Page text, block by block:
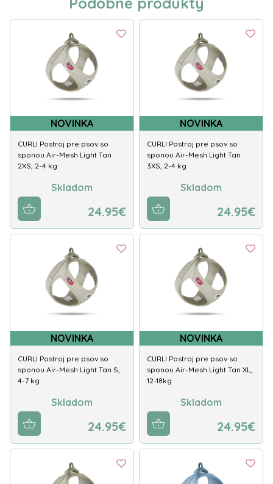
NOVINKA
CURLI Postroj pre psov so
sponou Air-Mesh Light Tan
2XS, 2-4 kg
Skladom
24.95€
NOVINKA
CURLI Postroj pre psov so
sponou Air-Mesh Light Tan
3XS, 2-4 kg
Skladom
24.95€
NOVINKA
CURLI Postroj pre psov so
sponou Air-Mesh Light Tan S,
4-7 kg
Skladom
24.95€
NOVINKA
CURLI Postroj pre psov so
sponou Air-Mesh Light Tan XL,
12-18kg
Skladom
24.95€